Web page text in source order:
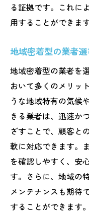
修理費用を
契約前に確
信頼できるエコ
つけるためのガ
信頼性を確
業者選び
地元の評
長期的なサ
準
熊本県の特
プロが教え
る証拠です。これに
用することができます
地域密着型の業者
地域密着型の業者を
おいて多くのメリッ
うな地域特有の気候
きる業者は、迅速か
ざすことで、顧客と
軟に対応できます。
を確認しやすく、安
す。さらに、地域の
メンテナンスも期待
することができます。